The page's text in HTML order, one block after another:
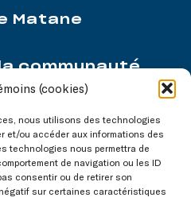
(cookies)
nous utilisons des technologies
et/ou accéder aux informations des
technologies nous permettra de
de navigation ou les ID
consentir ou de retirer son
sur certaines caractéristiques
Matane
communauté
entreprises